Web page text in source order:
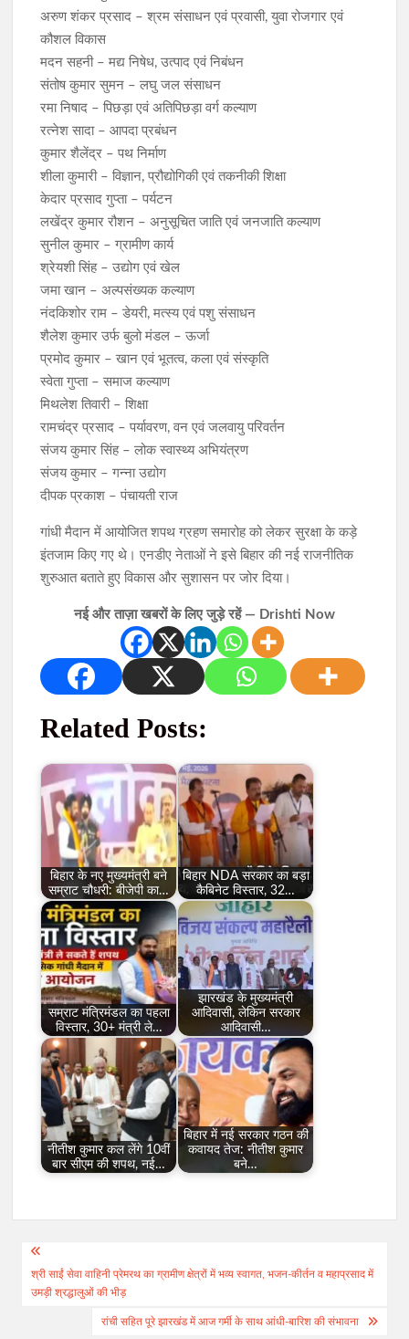
अरुण शंकर प्रसाद – श्रम संसाधन एवं प्रवासी, युवा रोजगार एवं
कौशल विकास
मदन सहनी – मद्य निषेध, उत्पाद एवं निबंधन
संतोष कुमार सुमन – लघु जल संसाधन
रमा निषाद – पिछड़ा एवं अतिपिछड़ा वर्ग कल्याण
रत्नेश सादा – आपदा प्रबंधन
कुमार शैलेंद्र – पथ निर्माण
शीला कुमारी – विज्ञान, प्रौद्योगिकी एवं तकनीकी शिक्षा
केदार प्रसाद गुप्ता – पर्यटन
लखेंद्र कुमार रौशन – अनुसूचित जाति एवं जनजाति कल्याण
सुनील कुमार – ग्रामीण कार्य
श्रेयशी सिंह – उद्योग एवं खेल
जमा खान – अल्पसंख्यक कल्याण
नंदकिशोर राम – डेयरी, मत्स्य एवं पशु संसाधन
शैलेश कुमार उर्फ बुलो मंडल – ऊर्जा
प्रमोद कुमार – खान एवं भूतत्व, कला एवं संस्कृति
स्वेता गुप्ता – समाज कल्याण
मिथलेश तिवारी – शिक्षा
रामचंद्र प्रसाद – पर्यावरण, वन एवं जलवायु परिवर्तन
संजय कुमार सिंह – लोक स्वास्थ्य अभियंत्रण
संजय कुमार – गन्ना उद्योग
दीपक प्रकाश – पंचायती राज
गांधी मैदान में आयोजित शपथ ग्रहण समारोह को लेकर सुरक्षा के कड़े
इंतजाम किए गए थे। एनडीए नेताओं ने इसे बिहार की नई राजनीतिक
शुरुआत बताते हुए विकास और सुशासन पर जोर दिया।
नई और ताज़ा खबरों के लिए जुड़े रहें — Drishti Now
Related Posts:
बिहार के नए मुख्यमंत्री बने
सम्राट चौधरी: बीजेपी का…
बिहार NDA सरकार का बड़ा
कैबिनेट विस्तार, 32…
सम्राट मंत्रिमंडल का पहला
विस्तार, 30+ मंत्री ले…
झारखंड के मुख्यमंत्री
आदिवासी, लेकिन सरकार
आदिवासी…
नीतीश कुमार कल लेंगे 10वीं
बार सीएम की शपथ, नई…
बिहार में नई सरकार गठन की
कवायद तेज: नीतीश कुमार
बने…
Post
navigation
श्री साईं सेवा वाहिनी प्रेमरथ का ग्रामीण क्षेत्रों में भव्य स्वागत, भजन-कीर्तन व महाप्रसाद में
उमड़ी श्रद्धालुओं की भीड़
रांची सहित पूरे झारखंड में आज गर्मी के साथ आंधी-बारिश की संभावना